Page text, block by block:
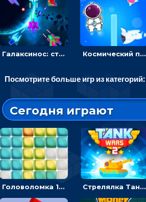
Галаксинос: стрелялка в космосе по врагам Космический побег: двигать космонавта, чтобы попасть к кораблю
Посмотрите больше игр из категорий:
Сегодня играют
Головоломка 10х10 Стрелялка Танковые войны: бить по танку врага, чтобы уничтожить зло